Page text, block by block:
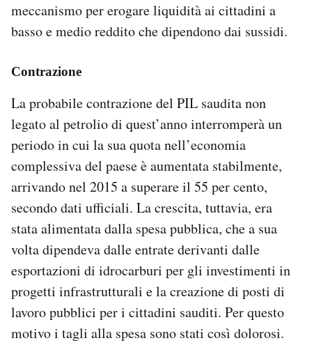
meccanismo per erogare liquidità ai cittadini a
basso e medio reddito che dipendono dai sussidi.
Contrazione
La probabile contrazione del PIL saudita non
legato al petrolio di quest’anno interromperà un
periodo in cui la sua quota nell’economia
complessiva del paese è aumentata stabilmente,
arrivando nel 2015 a superare il 55 per cento,
secondo dati ufficiali. La crescita, tuttavia, era
stata alimentata dalla spesa pubblica, che a sua
volta dipendeva dalle entrate derivanti dalle
esportazioni di idrocarburi per gli investimenti in
progetti infrastrutturali e la creazione di posti di
lavoro pubblici per i cittadini sauditi. Per questo
motivo i tagli alla spesa sono stati così dolorosi.